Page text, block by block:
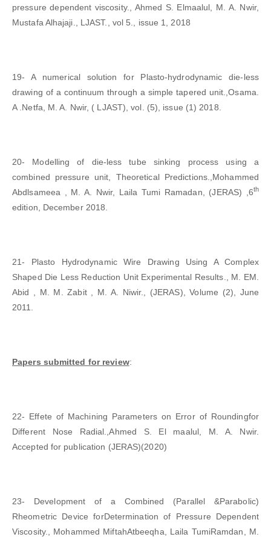
pressure dependent viscosity., Ahmed S. Elmaalul, M. A. Nwir,
Mustafa Alhajaji., LJAST., vol 5., issue 1, 2018
19- A numerical solution for Plasto-hydrodynamic die-less
drawing of a continuum through a simple tapered unit.,Osama.
A .Netfa, M. A. Nwir, ( LJAST), vol. (5), issue (1) 2018.
20- Modelling of die-less tube sinking process using a
combined pressure unit, Theoretical Predictions.,Mohammed
Abdlsameea , M. A. Nwir, Laila Tumi Ramadan, (JERAS) ,6th
edition, December 2018.
21- Plasto Hydrodynamic Wire Drawing Using A Complex
Shaped Die Less Reduction Unit Experimental Results., M. EM.
Abid , M. M. Zabit , M. A. Niwir., (JERAS), Volume (2), June
2011.
Papers submitted for review:
22- Effete of Machining Parameters on Error of Roundingfor
Different Nose Radial.,Ahmed S. El maalul, M. A. Nwir.
Accepted for publication (JERAS)(2020)
23- Development of a Combined (Parallel &Parabolic)
Rheometric Device forDetermination of Pressure Dependent
Viscosity., Mohammed MiftahAtbeeqha, Laila TumiRamdan, M.